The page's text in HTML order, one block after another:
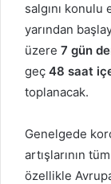
salgını
yarından
üzere 7 gün
geç 48 saat
toplanacak.
Genelgede
artışlarının
özellikle